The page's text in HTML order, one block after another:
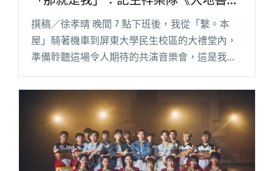
房》屏東大學巡演與我的對話
撰稿／徐孝晴 晚間 7 點下班後，我從「繫。本
屋」騎著機車到屏東大學民生校區的大禮堂內，
準備聆聽這場令人期待的共演音樂會，這是我第
一次進入到屏東大學的大禮堂中，雖然我不是該
校畢業的，但學生時期總是會抱著一顆籃球，與
哥哥一起到民生校區進行籃球閱讀全文 "音樂會
那一夜，我們都指著舞台大喊「那就是我」：記
生祥樂隊《大地書房》屏東大學巡演與我的對話"